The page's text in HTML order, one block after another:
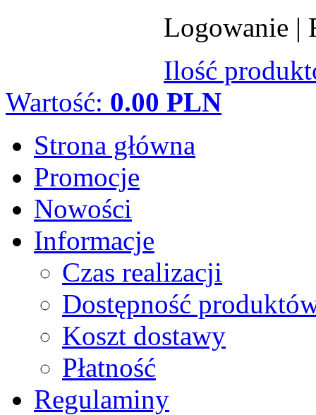
Logowanie |
Ilość
Wartość: 0.00 PLN
Strona główna
Promocje
Nowości
Informacje
Czas realizacji
Dostępność
Koszt dostawy
Płatność
Regulaminy